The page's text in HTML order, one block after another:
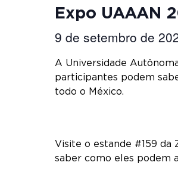
Expo UAAAN
9 de setembro de
A Universidade
participantes podem
todo o México.
Visite o estande #159 da
saber como eles podem